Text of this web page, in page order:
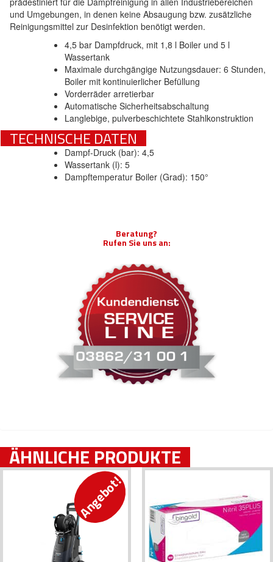
und Umgebungen, in denen keine Absaugung bzw. zusätzliche
Reinigungsmittel zur Desinfektion benötigt werden.
4,5 bar Dampfdruck, mit 1,8 l Boiler und 5 l
Wassertank
Maximale durchgängige Nutzungsdauer: 6 Stunden,
Boiler mit kontinuierlicher Befüllung
Vorderräder arretierbar
Automatische Sicherheitsabschaltung
Langlebige, pulverbeschichtete Stahlkonstruktion
TECHNISCHE DATEN
Dampf-Druck (bar): 4,5
Wassertank (l): 5
Dampftemperatur Boiler (Grad): 150°
Beratung?
Rufen Sie uns an:
ÄHNLICHE PRODUKTE
Angebot!